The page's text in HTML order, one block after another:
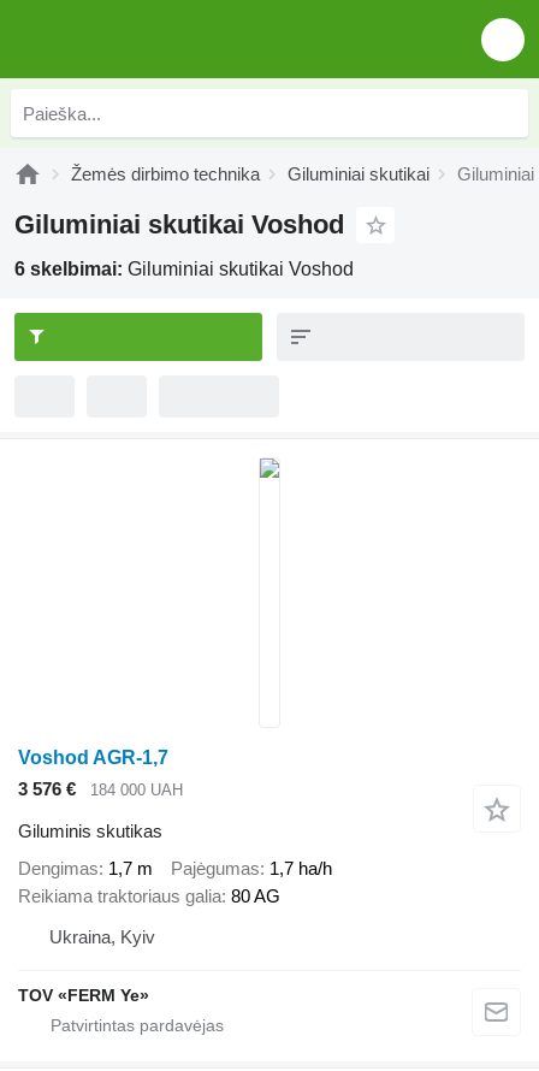
Žemės dirbimo technika Giluminiai skutikai
Giluminiai skutikai Voshod
6 skelbimai: Giluminiai skutikai Voshod
Voshod AGR-1,7
3 576 €
184 000 UAH
Giluminis skutikas
Dengimas 1,7 m Pajėgumas 1,7 ha/h
Reikiama traktoriaus galia 80 AG
Ukraina, Kyiv
TOV «FERM Ye»